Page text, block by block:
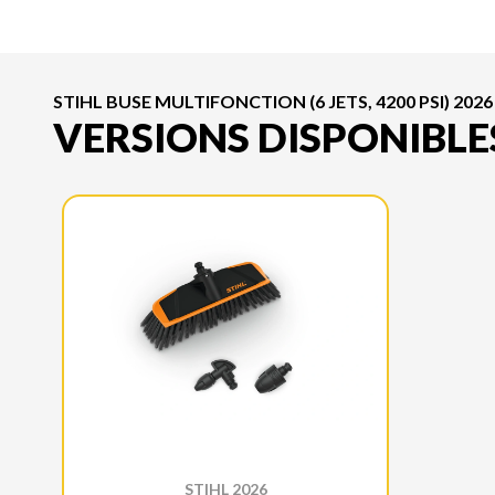
STIHL BUSE MULTIFONCTION (6 JETS, 4200 PSI) 2026
VERSIONS
STIHL 2026